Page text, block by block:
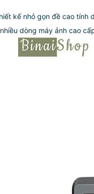
kế nhỏ gọn đề cao tính
dòng máy ảnh cao